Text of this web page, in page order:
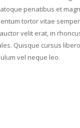
penatibus et
tortor vitae
velit erat, in
Quisque cursus
vel neque leo.